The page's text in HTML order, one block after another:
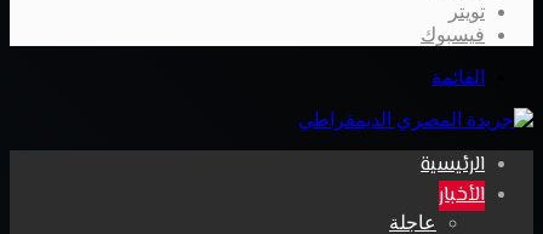
تويتر
فيسبوك
القائمة
الرئيسية
الأخبار
عاجلة